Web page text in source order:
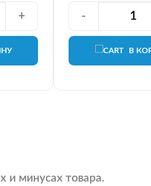
+
В
-
и минусах товара.